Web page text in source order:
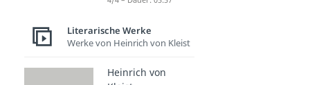
Literarische Werke
Werke von Heinrich von Kleist
Heinrich von